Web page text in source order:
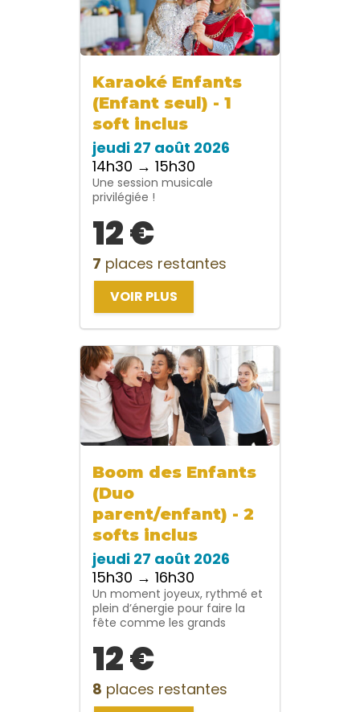
Karaoké Enfants
(Enfant seul) - 1
soft inclus
jeudi 27 août 2026
14h30 → 15h30
Une session musicale
privilégiée !
12 €
7 places restantes
VOIR PLUS
Boom des Enfants
(Duo
parent/enfant) - 2
softs inclus
jeudi 27 août 2026
15h30 → 16h30
Un moment joyeux, rythmé et
plein d’énergie pour faire la
fête comme les grands
12 €
8 places restantes